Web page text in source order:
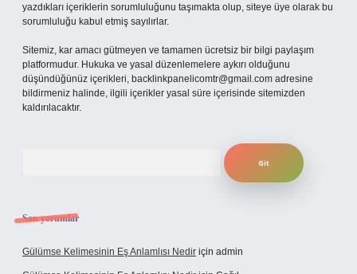
yazdıkları içeriklerin sorumluluğunu taşımakta olup, siteye üye olarak bu
sorumluluğu kabul etmiş sayılırlar.
Sitemiz, kar amacı gütmeyen ve tamamen ücretsiz bir bilgi paylaşım
platformudur. Hukuka ve yasal düzenlemelere aykırı olduğunu
düşündüğünüz içerikleri, backlinkpanelicomtr@gmail.com adresine
bildirmeniz halinde, ilgili içerikler yasal süre içerisinde sitemizden
kaldırılacaktır.
Son yorumlar
Gülümse Kelimesinin Eş Anlamlısı Nedir için admin